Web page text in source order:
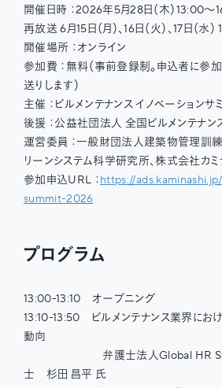
開催日時 ：2026年5月28日（木）13:00〜
再放送 6月15日（月）、16日（火）、17日（水
開催場所 ：オンライン
参加費 ：無料（事前登録制。申込者に参
送りします）
主催 ：ビルメンテナンス イノベーション
後援 ：公益社団法⼈ 全国ビルメンテナン
運営委員 ：一般財団法人建築物管理訓
リーンシステム科学研究所、株式会社カミ
参加申込URL ：https://
summit-2026
プログラム
13:00-13:10 オープニング
13:10-13:50 ビルメンテナンス業界にお
動向
弁護士法人Global HR
士 杉田 昌平 氏